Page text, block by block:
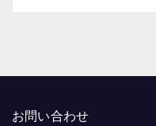
お問い合わせ